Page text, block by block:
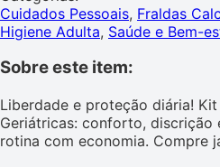
Cuidados Pessoais, Fraldas
Higiene Adulta, Saúde e Bem-
Sobre este item:
Liberdade e proteção diária!
Geriátricas: conforto, discrição
rotina com economia. Compre